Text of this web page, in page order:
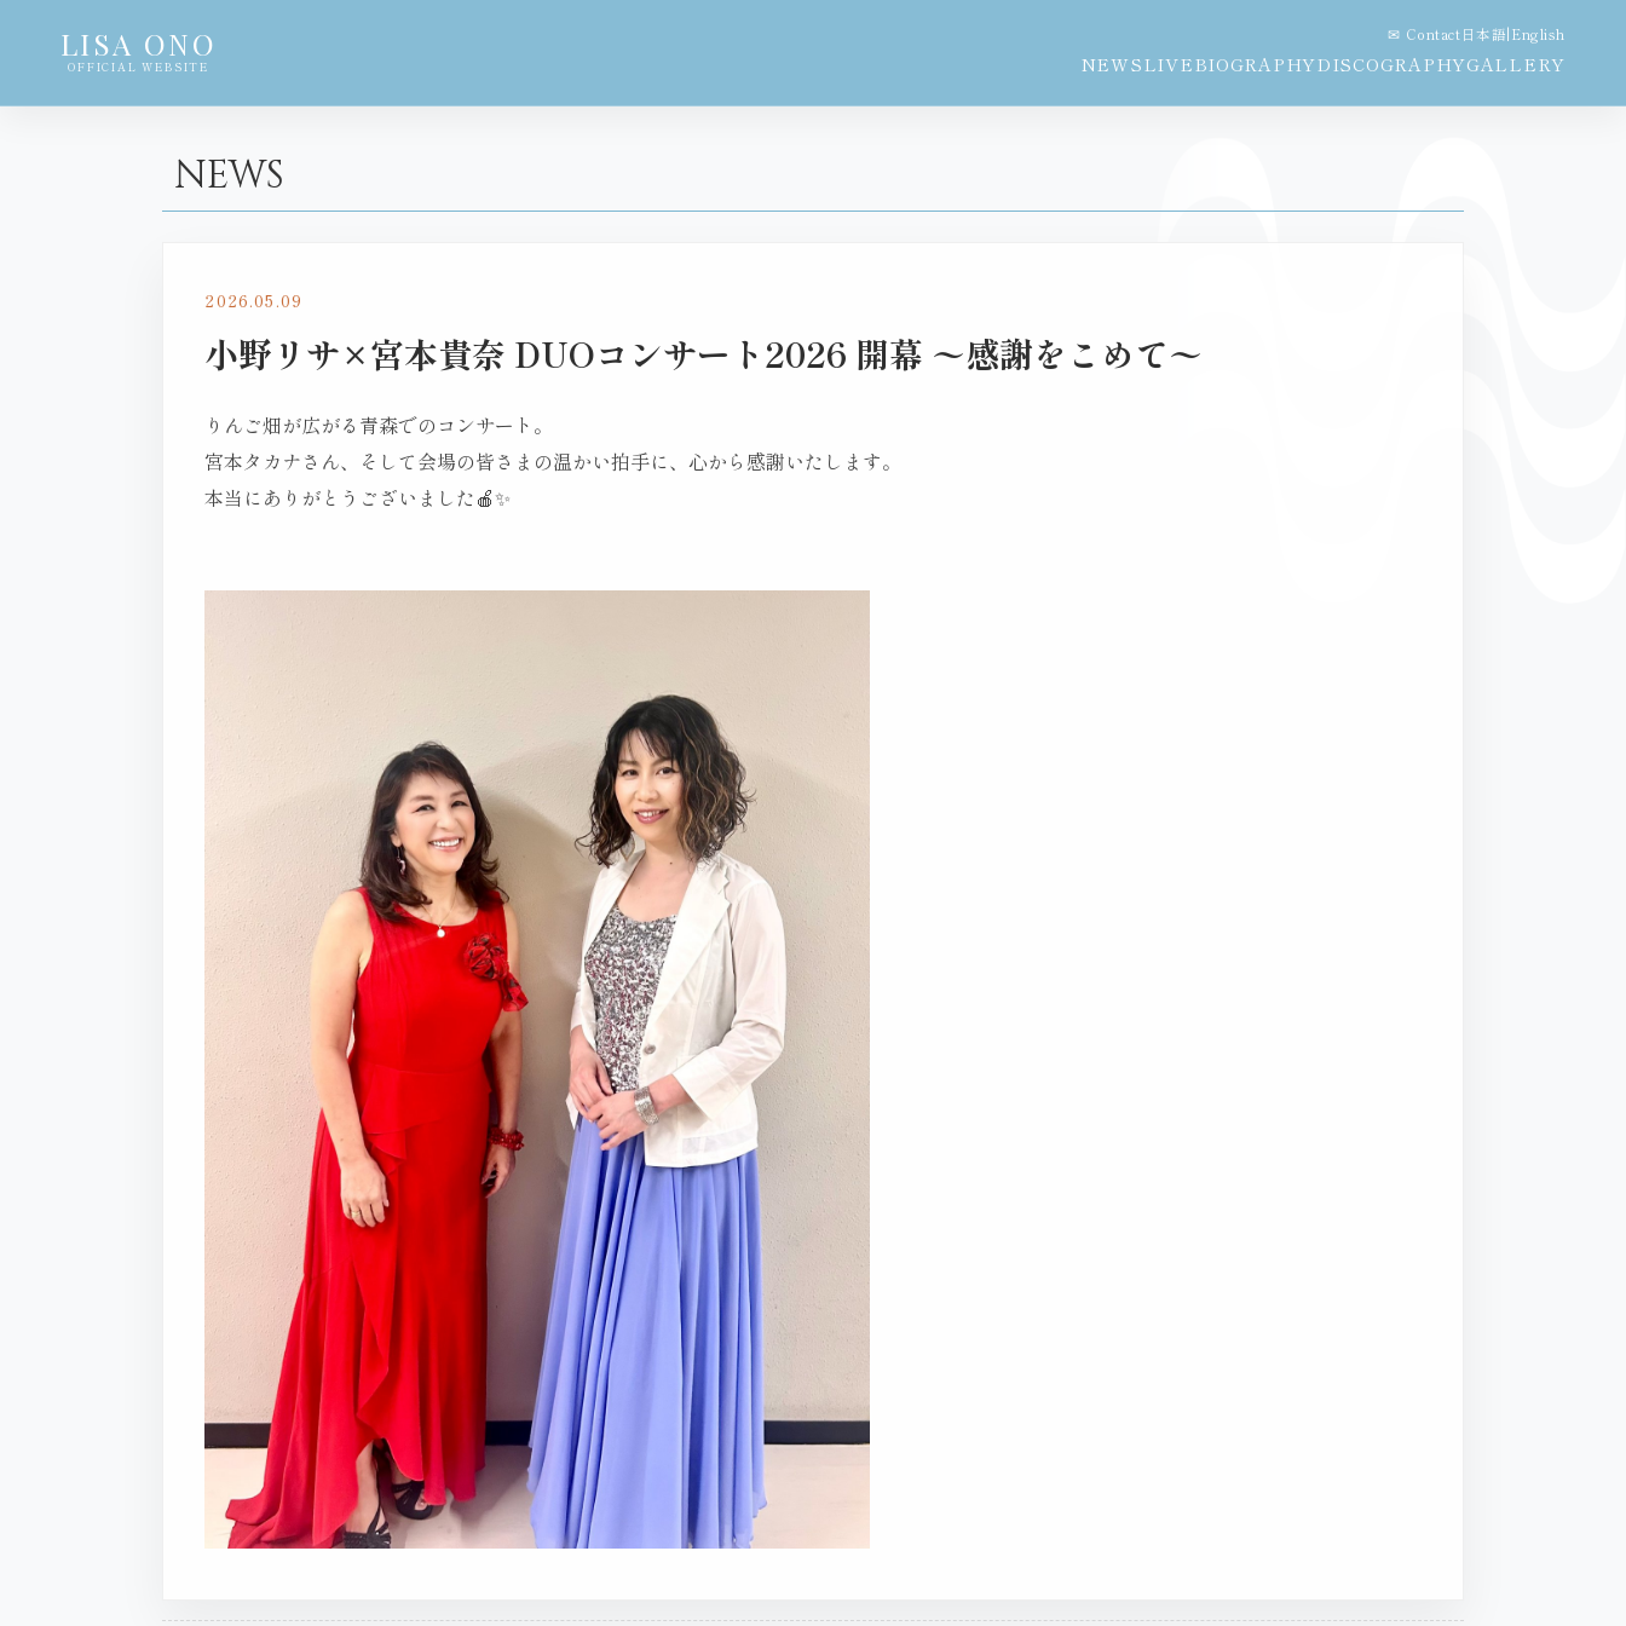
LISA ONO
OFFICIAL WEBSITE
✉ Contact日本語|English
NEWSLIVEBIOGRAPHYDISCOGRAPHYGALLERY
NEWS
2026.05.09
小野リサ×宮本貴奈 DUOコンサート2026 開幕 〜感謝をこめて〜
りんご畑が広がる青森でのコンサート。
宮本タカナさん、そして会場の皆さまの温かい拍手に、心から感謝いたします。
本当にありがとうございました🍎✨